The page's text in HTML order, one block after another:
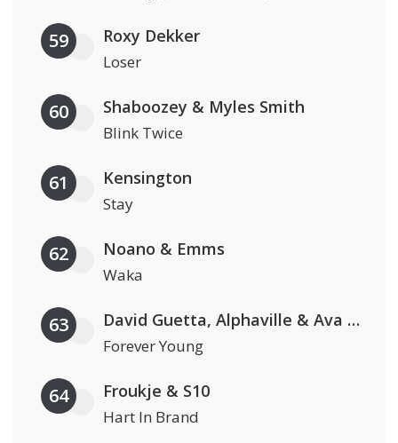
59 Roxy Dekker
Loser
60 Shaboozey & Myles Smith
Blink Twice
61 Kensington
Stay
62 Noano & Emms
Waka
63 David Guetta, Alphaville & Ava Max
Forever Young
64 Froukje & S10
Hart In Brand